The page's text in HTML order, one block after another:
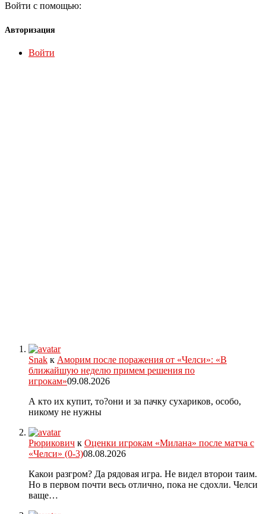
Войти с помощью:
Авторизация
Войти
Snak к Аморим после поражения от «Челси»: «В
ближайшую неделю примем решения по
игрокам»09.08.2026
А кто их купит, то?они и за пачку сухариков, особо,
никому не нужны
Рюрикович к Оценки игрокам «Милана» после матча с
«Челси» (0-3)08.08.2026
Какои разгром? Да рядовая игра. Не видел второи таим.
Но в первом почти весь отлично, пока не сдохли. Челси
ваще…